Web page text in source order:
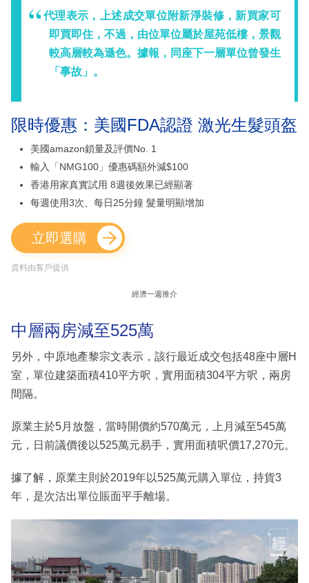
代理表示，上述成交單位附新淨裝修，新買家可
即買即住，不過，由位單位屬於屋苑低樓，景觀
較高層較為遜色。據報，同座下一層單位曾發生
「事故」。
限時優惠：美國FDA認證 激光生髮頭盔
美國amazon鎖量及評價No. 1
輸入「NMG100」優惠碼額外減$100
香港用家真實試用 8週後效果已經顯著
每週使用3次、每日25分鐘 髮量明顯增加
立即選購
資料由客戶提供
經濟一週推介
中層兩房減至525萬
另外，中原地產黎宗文表示，該行最近成交包括48座中層H
室，單位建築面積410平方呎，實用面積304平方呎，兩房
間隔。
原業主於5月放盤，當時開價約570萬元，上月減至545萬
元，日前議價後以525萬元易手，實用面積呎價17,270元。
據了解，原業主則於2019年以525萬元購入單位，持貨3
年，是次沽出單位賬面平手離場。